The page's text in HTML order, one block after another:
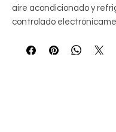
aire acondicionado y
controlado
tecnología de detección